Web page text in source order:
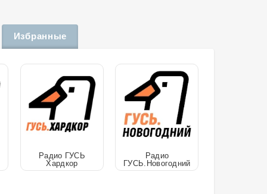
Избранные
Радио ГУСЬ
Хардкор
Радио
ГУСЬ.Новогодний